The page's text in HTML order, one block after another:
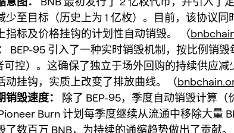
少至目标（历史上为 1 亿枚）。目前，该协议同
指标及价格挂钩的计划性自动销毁。 （
BEP-95 引入了一种实时销毁机制，按比例销毁
控）。这确保了独立于场外回购的持续供应减
动挂钩，实质上改变了排放曲线。（
毁速度：
除了 BEP-95，季度自动销毁计算（
Burn 计划每季度继续从流通中移除大量
数百万 BNB，为持续的通缩趋势做出了贡献。